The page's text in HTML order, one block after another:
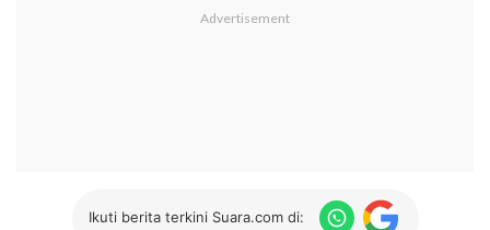
Ikuti berita terkini Suara.com di: